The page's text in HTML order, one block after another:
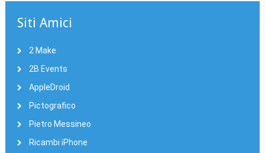
Siti Amici
2 Make
2B Events
AppleDroid
Pictografico
Pietro Messineo
Ricambi iPhone